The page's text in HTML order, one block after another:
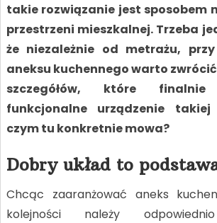
takie rozwiązanie jest sposobem
przestrzeni mieszkalnej. Trzeba
że niezależnie od metrażu,
aneksu kuchennego warto
szczegółów, które
funkcjonalne urządzenie takiej
czym tu konkretnie mowa?
Dobry układ to
Chcąc zaaranżować aneks
kolejności należy